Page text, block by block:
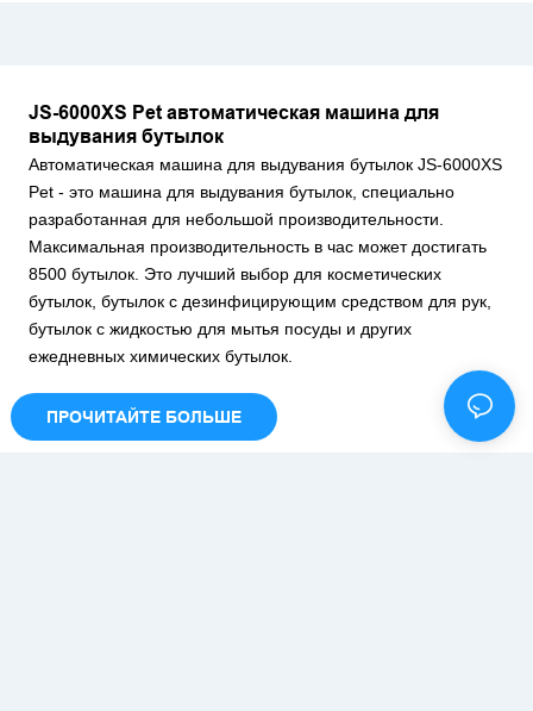
JS-6000XS Pet автоматическая машина для
выдувания бутылок
Автоматическая машина для выдувания бутылок JS-6000XS
Pet - это машина для выдувания бутылок, специально
разработанная для небольшой производительности.
Максимальная производительность в час может достигать
8500 бутылок. Это лучший выбор для косметических
бутылок, бутылок с дезинфицирующим средством для рук,
бутылок с жидкостью для мытья посуды и других
ежедневных химических бутылок.
ПРОЧИТАЙТЕ БОЛЬШЕ